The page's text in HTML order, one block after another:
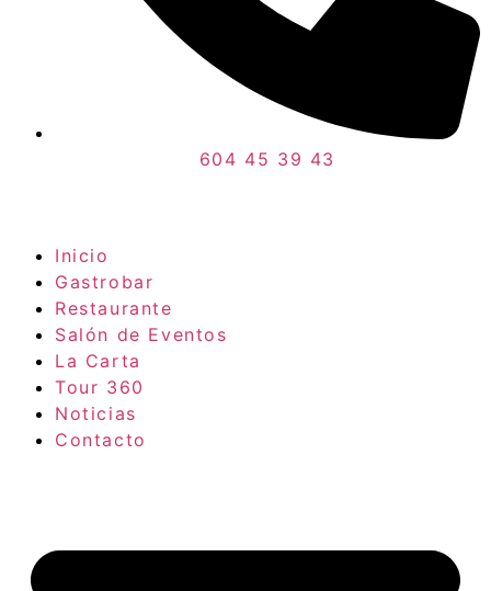
604 45 39 43
Inicio
Gastrobar
Restaurante
Salón de Eventos
La Carta
Tour 360
Noticias
Contacto